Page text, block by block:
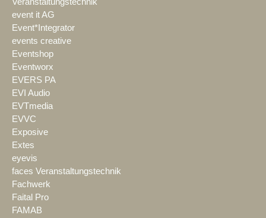
event it AG
Event*Integrator
events creative
Eventshop
Eventworx
EVERS PA
EVI Audio
EVTmedia
EVVC
Exposive
Extes
eyevis
faces Veranstaltungstechnik
Fachwerk
Faital Pro
FAMAB